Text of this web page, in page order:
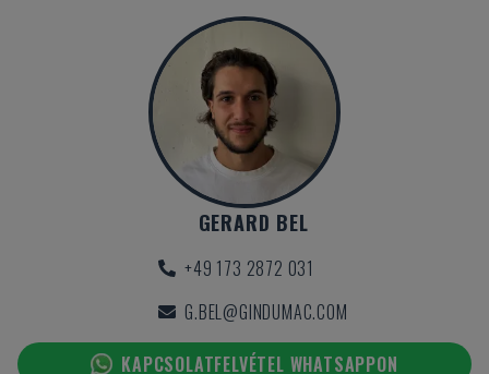
GERARD BEL
+49 173 2872 031
G.BEL@GINDUMAC.COM
KAPCSOLATFELVÉTEL WHATSAPPON